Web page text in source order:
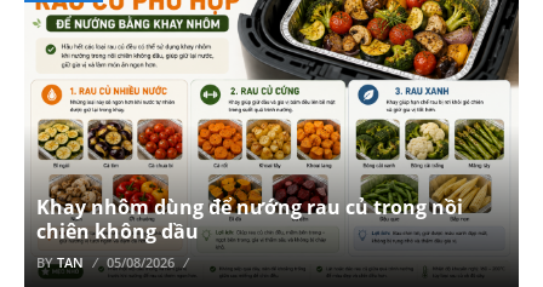
Khay nhôm dùng để nướng rau củ trong nồi
chiên không dầu
BYTAN 05/08/2026